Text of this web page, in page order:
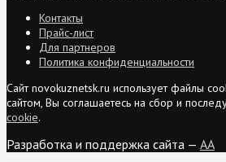
Контакты
Прайс-лист
Для партнеров
Политика конфиденциальности
Сайт novokuznetsk.ru использует файлы
сайтом, Вы соглашаетесь на сбор и
cookie.
Разработка и поддержка сайта — AA